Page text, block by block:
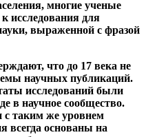
еще актуальна сегодня, а
сделать шаг назад, эти
стать исключительным
многие ученые
выраженной с фразой
что до 17 века не
научных публикаций.
исследований были